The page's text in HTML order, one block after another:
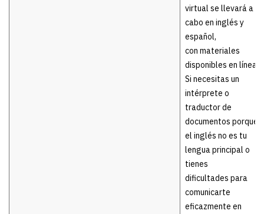
virtual se llevará a
cabo en inglés y
español,
con materiales
disponibles en línea.
Si necesitas un
intérprete o
traductor de
documentos porque
el inglés no es tu
lengua principal o
tienes
dificultades para
comunicarte
eficazmente en